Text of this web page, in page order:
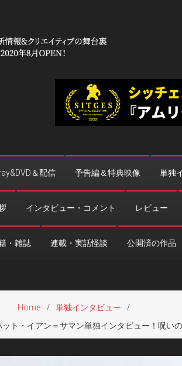
＆配信 予告編＆特典映像 単独
インタビュー・コメント レビュー
・雑誌 連載・実話怪談 公開済の作品
Home
単独インタビュー
・イアン＝サマン単独インタビュー！呪い